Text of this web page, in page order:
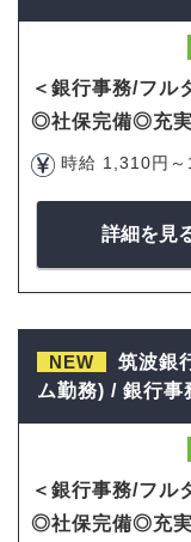
＜銀行事務/フル
◎社保完備◎充実
時給 1,310円
詳細を見
NEW
筑波銀
ム勤務) / 銀行事
＜銀行事務/フル
◎社保完備◎充実